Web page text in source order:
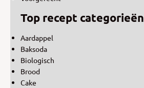
Top recept categorieën
Aardappel
Baksoda
Biologisch
Brood
Cake